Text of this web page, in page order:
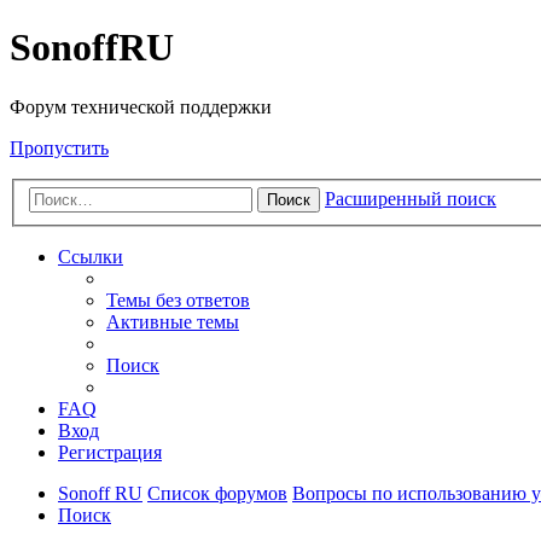
SonoffRU
Форум технической поддержки
Пропустить
Поиск Расширенный поиск
Ссылки
Темы без ответов
Активные темы
Поиск
FAQ
Вход
Регистрация
Sonoff RU Список форумов Вопросы по использованию
Поиск